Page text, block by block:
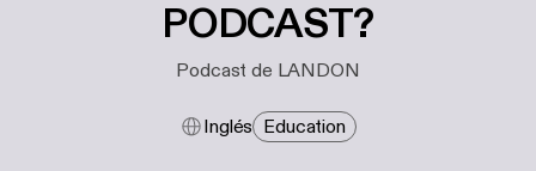
PODCAST?
Podcast de LANDON
Inglés Education